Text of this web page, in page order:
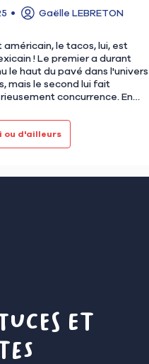
Gaëlle LEBRETON
américain, le tacos, lui, est
! Le premier a durant
le haut du pavé dans l'univers
mais le second lui fait
concurrence. En
ou d'ailleurs
et